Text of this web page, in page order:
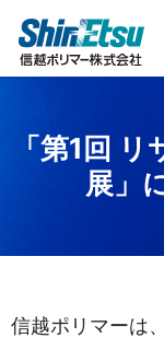
「第1回
展」
信越ポリマーは